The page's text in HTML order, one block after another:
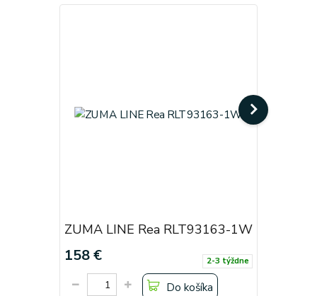
ZUMA LINE Rea RLT93163-1W
158 € 2-3 týždne
Do košíka